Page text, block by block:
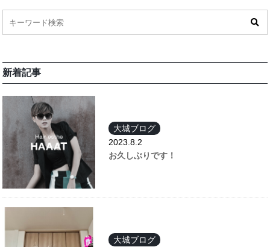
新着記事
大城ブログ
2023.8.2
お久しぶりです！
大城ブログ